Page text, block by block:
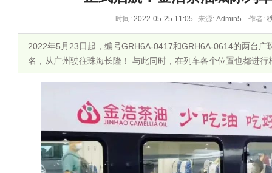
时间: 2022-05-25 11:05 来源: Admin5 作者:
2022年5月23日起，编号GRH6A-0417和GRH6A-0614的两台广
名，从广州驶往珠海长隆！ 与此同时，在列车各个位置也都进